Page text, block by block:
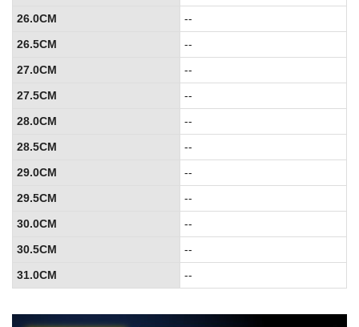
26.0CM
--
26.5CM
--
27.0CM
--
27.5CM
--
28.0CM
--
28.5CM
--
29.0CM
--
29.5CM
--
30.0CM
--
30.5CM
--
31.0CM
--